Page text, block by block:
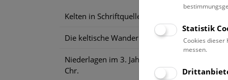
Kelten in Schriftquellen
Die keltische Wanderung
Niederlagen im 3. Jahrhundert v.
Chr.
Seit
Im
Statistik
Cookies dieser
messen.